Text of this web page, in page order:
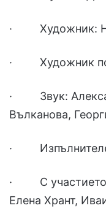
· Художник:
· Художник по
· Звук:
Вълканова,
·
· С участието
Елена Хрант,